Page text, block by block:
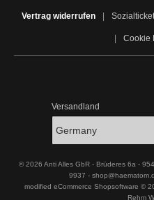
Vertrag widerrufen
Cookie
Versandland
© 2026 Anti Alles GbR - Brüderes 6a -
9937 -
modified eCommerce Shopsoftware ©
Rehm